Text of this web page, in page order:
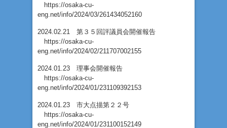
https://osaka-cu-
eng.net/info/2024/03/261434052160
2024.02.21 第３５回評議員会開催報告
https://osaka-cu-
eng.net/info/2024/02/211707002155
2024.01.23 理事会開催報告
https://osaka-cu-
eng.net/info/2024/01/231109392153
2024.01.23 市大点描第２２号
https://osaka-cu-
eng.net/info/2024/01/231100152149